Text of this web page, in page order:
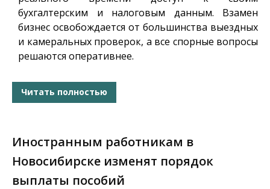
бухгалтерским и налоговым данным. Взамен
бизнес освобождается от большинства выездных
и камеральных проверок, а все спорные вопросы
решаются оперативнее.
Читать полностью
Иностранным работникам в
Новосибирске изменят порядок
выплаты пособий